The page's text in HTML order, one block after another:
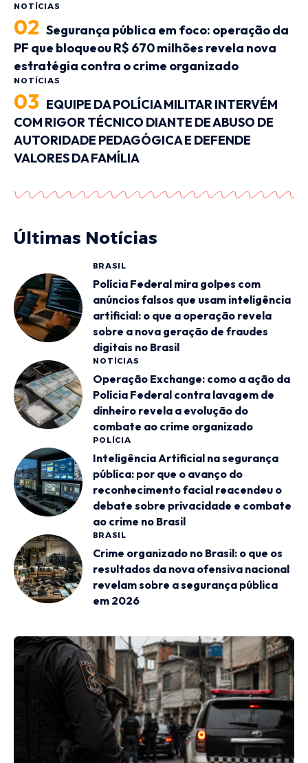
NOTÍCIAS
Segurança pública em foco: operação da
PF que bloqueou R$ 670 milhões revela nova
estratégia contra o crime organizado
NOTÍCIAS
EQUIPE DA POLÍCIA MILITAR INTERVÉM
COM RIGOR TÉCNICO DIANTE DE ABUSO DE
AUTORIDADE PEDAGÓGICA E DEFENDE
VALORES DA FAMÍLIA
Últimas Notícias
BRASIL
Polícia Federal mira golpes com
anúncios falsos que usam inteligência
artificial: o que a operação revela
sobre a nova geração de fraudes
digitais no Brasil
NOTÍCIAS
Operação Exchange: como a ação da
Polícia Federal contra lavagem de
dinheiro revela a evolução do
combate ao crime organizado
POLÍCIA
Inteligência Artificial na segurança
pública: por que o avanço do
reconhecimento facial reacendeu o
debate sobre privacidade e combate
ao crime no Brasil
BRASIL
Crime organizado no Brasil: o que os
resultados da nova ofensiva nacional
revelam sobre a segurança pública
em 2026